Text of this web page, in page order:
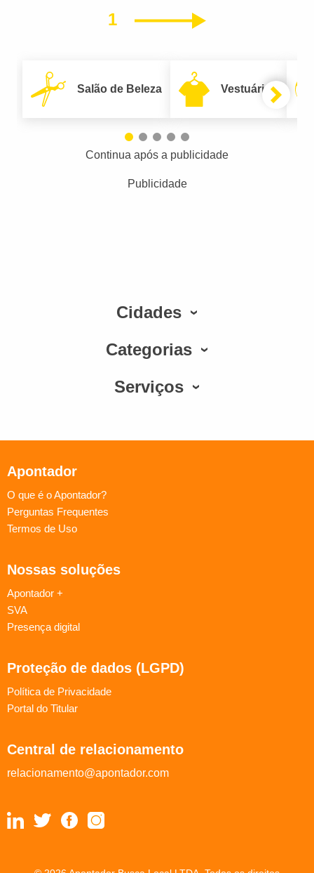
1 Próximo
Salão de Beleza Vestuário
Continua após a publicidade
Publicidade
Cidades
Categorias
Serviços
Apontador
O que é o Apontador?
Perguntas Frequentes
Termos de Uso
Nossas soluções
Apontador +
SVA
Presença digital
Proteção de dados (LGPD)
Política de Privacidade
Portal do Titular
Central de relacionamento
relacionamento@apontador.com